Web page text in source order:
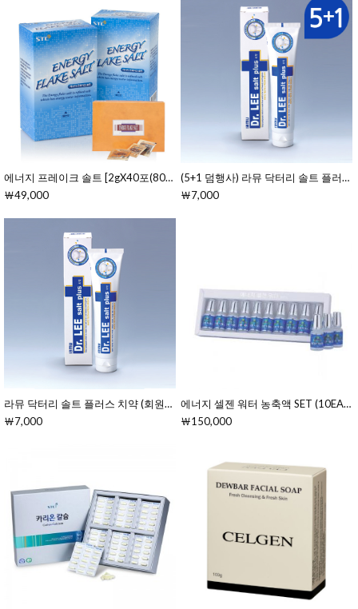
에너지 프레이크 솔트 [2gX40포(80g)]
￦49,000
(5+1 덤행사) 라뮤 닥터리 솔트 플러스 치약
￦7,000
라뮤 닥터리 솔트 플러스 치약 (회원전용)
￦7,000
에너지 셀젠 워터 농축액 SET (10EA)[7gX10ea(70g)]
￦150,000